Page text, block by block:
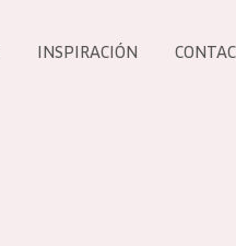
INSPIRACIÓN